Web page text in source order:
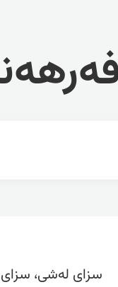
سزای لەشی،